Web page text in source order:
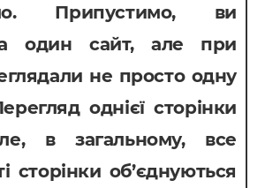
Припустимо, ви
один сайт, але при
не просто одну
однієї сторінки
в загальному, все
сторінки об’єднуються